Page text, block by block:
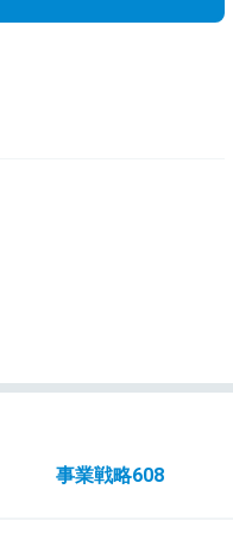
事業戦略608